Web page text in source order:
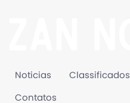
Noticias Classificados
Contatos